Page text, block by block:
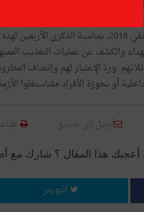
في عمليات القتل التي جدّت في أحداث 26
وقال في بيان أصدره يوم الجمعة 26 جانفي
والكشف عن عمليات التعذيب
وردّ الإعتبار لهم وإنصاف
أو بحوزة الأفراد ممّناستغلوا
أرسل إلى صديق
هذا المقال ؟ شارك مع
التويتر